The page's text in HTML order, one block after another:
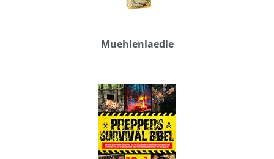
Muehlenlaedle